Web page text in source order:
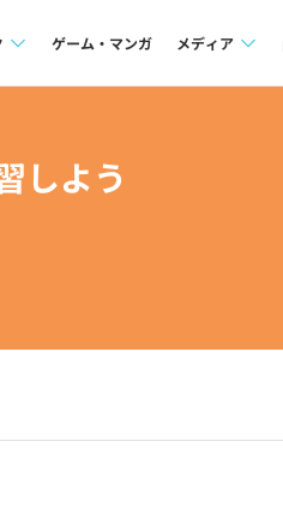
ゲーム・マンガ メディア
しよう